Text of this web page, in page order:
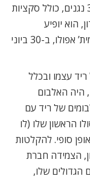
האלבום יבצע ריד כשהוא מלווה בלמעלה מ-30 נגנים, כולל סקציות
הוא יופיע
במתכונת הזאת בשני ערבים רצופים בהאמרסמית’ אפולו, ב-30 ביוני
ריד עצמו ובכלל
היה האלבום
של ריד עם
הראשון שלו (לו
באופן סופי. להקלטות
הצמידה חברת
הגדולים שלו,